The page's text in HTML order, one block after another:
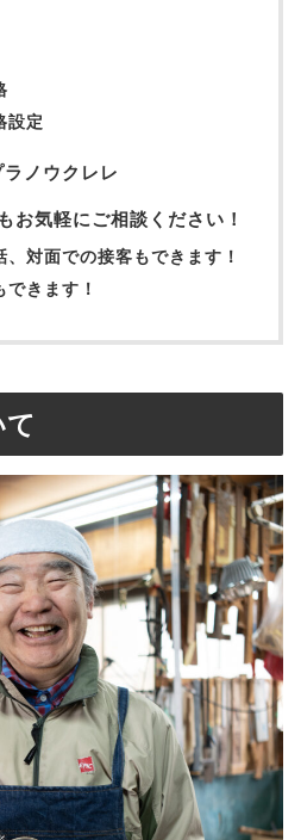
設定
ノウクレレ
お気軽にご相談ください！
、対面での接客もできます！
きます！